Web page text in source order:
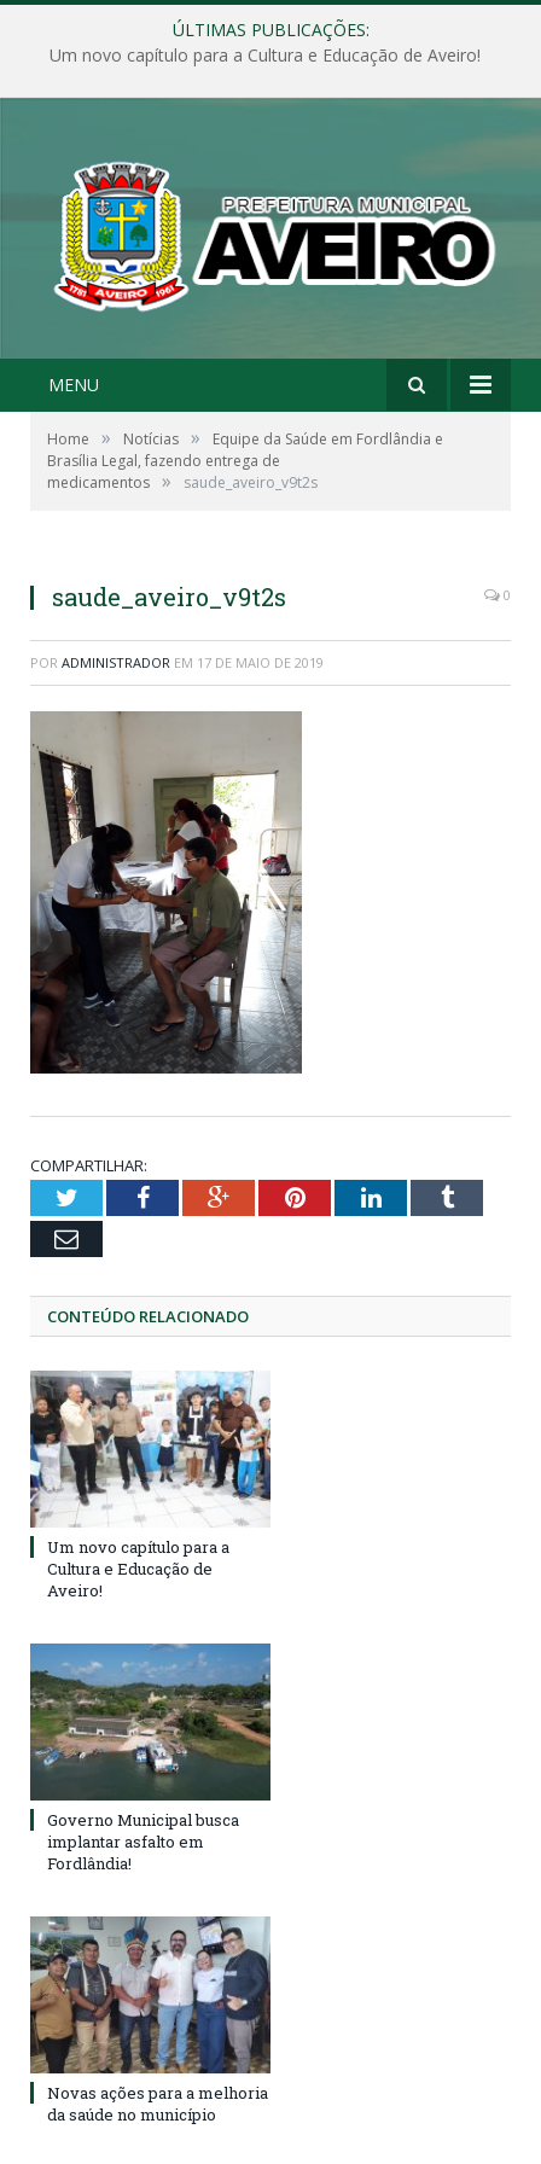
ÚLTIMAS PUBLICAÇÕES:
Um novo capítulo para a Cultura e Educação de Aveiro!
MENU
Home » Notícias »
Equipe da Saúde em Fordlândia e
Brasília Legal, fazendo entrega de
medicamentos » saude_aveiro_v9t2s
saude_aveiro_v9t2s 0
POR ADMINISTRADOR EM 17 DE MAIO DE 2019
COMPARTILHAR:
TwitterFacebookGoogle+PinterestLinkedInTumblr
Email
CONTEÚDO RELACIONADO
Um novo capítulo para a
Cultura e Educação de
Aveiro!
Governo Municipal busca
implantar asfalto em
Fordlândia!
Novas ações para a melhoria
da saúde no município